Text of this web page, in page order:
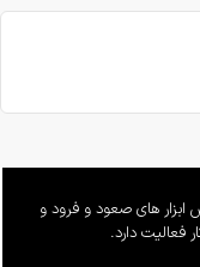
های صعود و فرود و
فعالیت دارد.